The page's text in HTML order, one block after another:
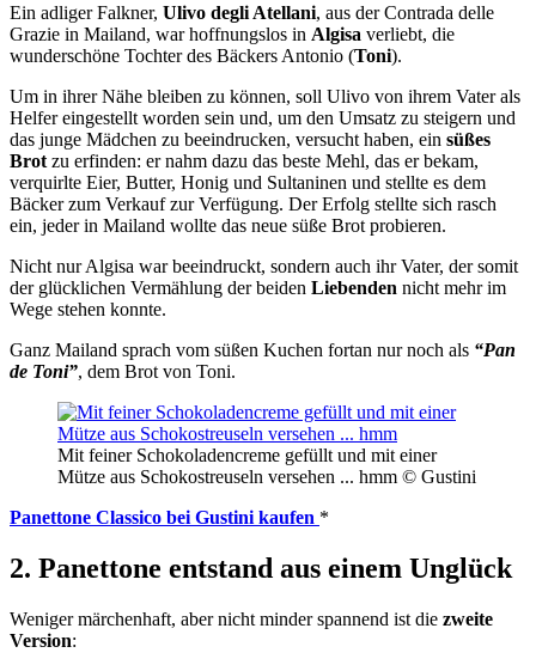
Ein adliger Falkner, Ulivo degli Atellani, aus der Contrada delle
Grazie in Mailand, war hoffnungslos in Algisa verliebt, die
wunderschöne Tochter des Bäckers Antonio (Toni).
Um in ihrer Nähe bleiben zu können, soll Ulivo von ihrem Vater als
Helfer eingestellt worden sein und, um den Umsatz zu steigern und
das junge Mädchen zu beeindrucken, versucht haben, ein süßes
Brot zu erfinden: er nahm dazu das beste Mehl, das er bekam,
verquirlte Eier, Butter, Honig und Sultaninen und stellte es dem
Bäcker zum Verkauf zur Verfügung. Der Erfolg stellte sich rasch
ein, jeder in Mailand wollte das neue süße Brot probieren.
Nicht nur Algisa war beeindruckt, sondern auch ihr Vater, der somit
der glücklichen Vermählung der beiden Liebenden nicht mehr im
Wege stehen konnte.
Ganz Mailand sprach vom süßen Kuchen fortan nur noch als “Pan
de Toni”, dem Brot von Toni.
Mit feiner Schokoladencreme gefüllt und mit einer
Mütze aus Schokostreuseln versehen ... hmm © Gustini
Panettone Classico bei Gustini kaufen *
2. Panettone entstand aus einem Unglück
Weniger märchenhaft, aber nicht minder spannend ist die zweite
Version: